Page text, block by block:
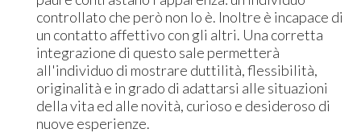
controllato che però non lo è. Inoltre è incapace di
un contatto affettivo con gli altri. Una corretta
integrazione di questo sale permetterà
all'individuo di mostrare duttilità, flessibilità,
originalità e in grado di adattarsi alle situazioni
della vita ed alle novità, curioso e desideroso di
nuove esperienze.